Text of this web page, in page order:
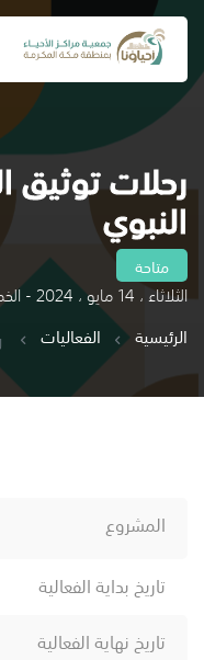
رحلات توثيق
النبوي
متاحة
الثلاثاء ، 14 مايو ، 2024 - الخميس ، 16 مايو ، 2024
الرئيسية
الفعاليات
المشروع
تاريخ بداية الفعالية
تاريخ نهاية الفعالية